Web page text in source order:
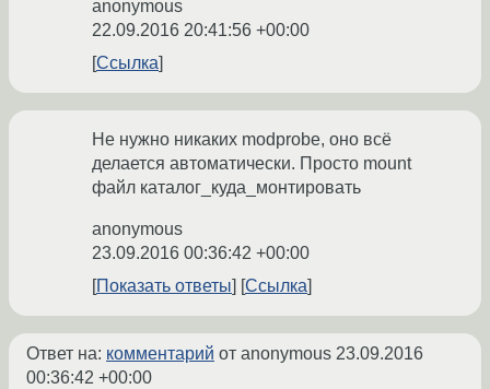
anonymous
22.09.2016 20:41:56 +00:00
Ссылка
Не нужно никаких modprobe, оно всё
делается автоматически. Просто mount
файл каталог_куда_монтировать
anonymous
23.09.2016 00:36:42 +00:00
Показать ответы
Ссылка
Ответ на: комментарий от anonymous 23.09.2016
00:36:42 +00:00